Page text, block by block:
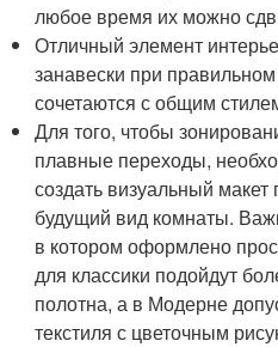
любое время их можно
Отличный элемент
занавески при
сочетаются с общим
Для того, чтобы
плавные переходы,
создать визуальный
будущий вид комнаты.
в котором оформлено
для классики подойдут
полотна, а в Модерне
текстиля с цветочным